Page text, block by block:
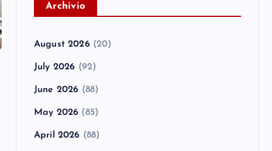
Archivio
August 2026(20)
July 2026 (92)
June 2026 (88)
May 2026 (85)
April 2026 (88)